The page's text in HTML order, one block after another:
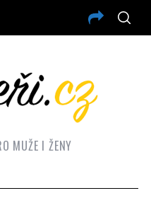
MUŽE I ŽENY